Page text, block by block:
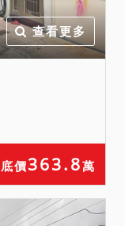
定人應自行
險。與主建
，且無獨立
地上，使用
受拆除之風
拍定人自行
查看更多
價363.8萬